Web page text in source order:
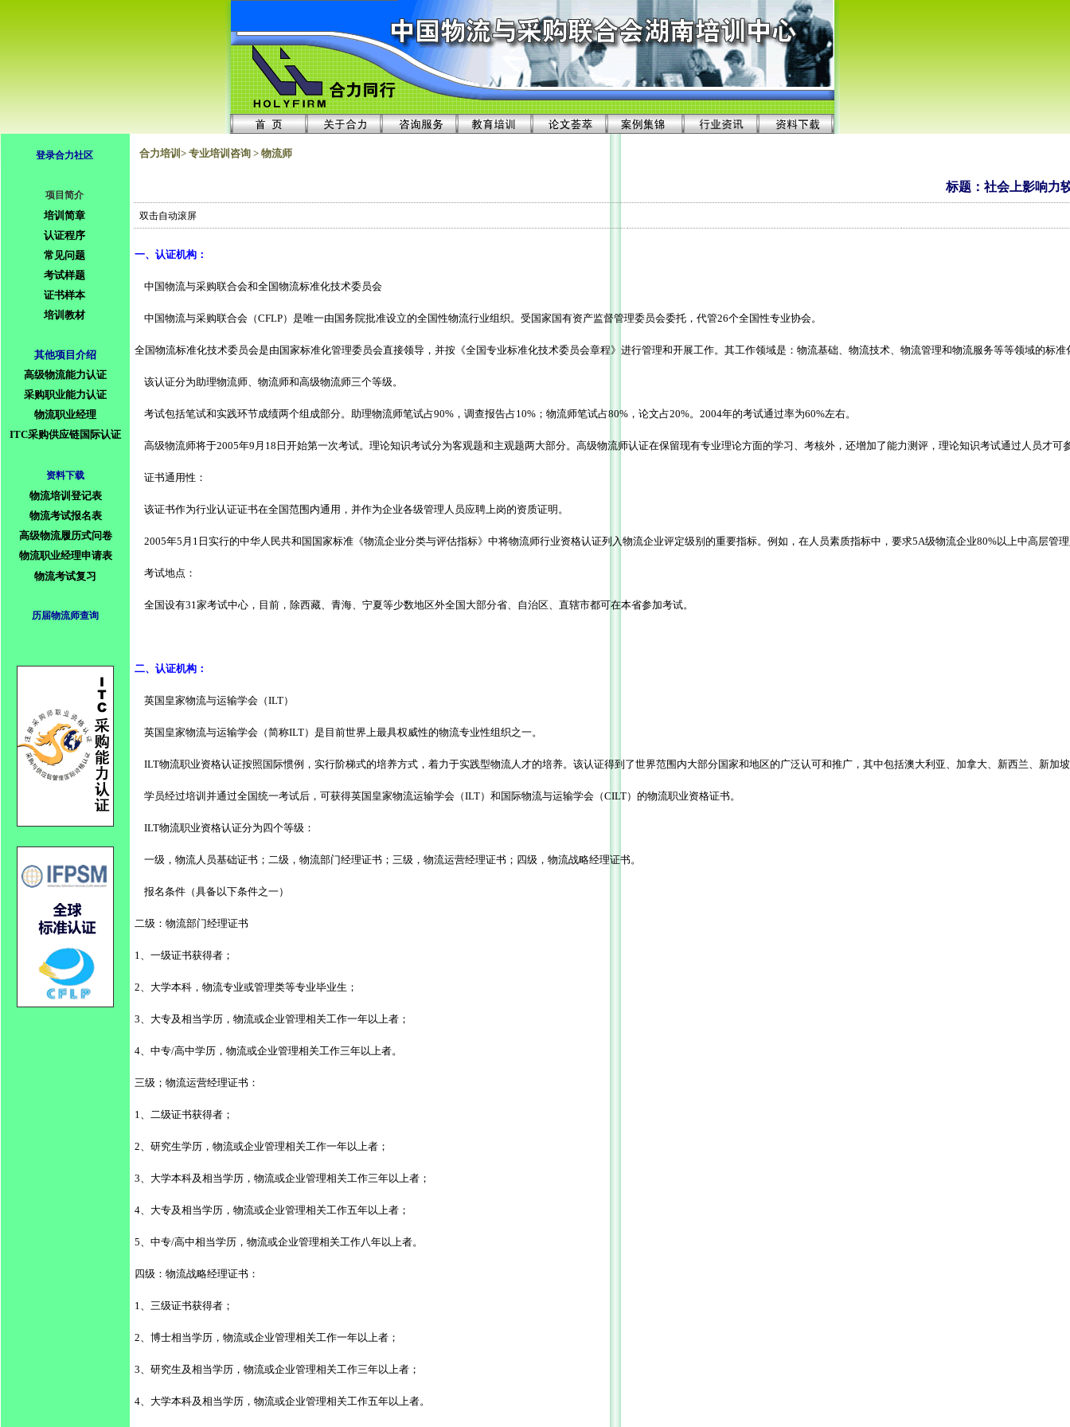
登录合力社区
项目简介
培训简章
认证程序
常见问题
考试样题
证书样本
培训教材
其他项目介绍
高级物流能力认证
采购职业能力认证
物流职业经理
ITC采购供应链国际认证
资料下载
物流培训登记表
物流考试报名表
高级物流履历式问卷
物流职业经理申请表
物流考试复习
历届物流师查询
合力培训> 专业培训咨询 > 物流师
标题：社会上影响力
双击自动滚屏
一、认证机构：
中国物流与采购联合会和全国物流标准化技术委员会
中国物流与采购联合会（CFLP）是唯一由国务院批准设立的全国性物流行业组织。受国家国有资产监督管理委员会委托，代管26个全国性专业协会。
全国物流标准化技术委员会是由国家标准化管理委员会直接领导，并按《全国专业标准化技术委员会章程》进行管理和开展工作。其工作领域是：物流基础、物流技术、物流管理和物流服务等等领域的标准
该认证分为助理物流师、物流师和高级物流师三个等级。
考试包括笔试和实践环节成绩两个组成部分。助理物流师笔试占90%，调查报告占10%；物流师笔试占80%，论文占20%。2004年的考试通过率为60%左右。
高级物流师将于2005年9月18日开始第一次考试。理论知识考试分为客观题和主观题两大部分。高级物流师认证在保留现有专业理论方面的学习、考核外，还增加了能力测评，理论知识考试通过人员才可
证书通用性：
该证书作为行业认证证书在全国范围内通用，并作为企业各级管理人员应聘上岗的资质证明。
2005年5月1日实行的中华人民共和国国家标准《物流企业分类与评估指标》中将物流师行业资格认证列入物流企业评定级别的重要指标。例如，在人员素质指标中，要求5A级物流企业80%以上中高层
考试地点：
全国设有31家考试中心，目前，除西藏、青海、宁夏等少数地区外全国大部分省、自治区、直辖市都可在本省参加考试。
二、认证机构：
英国皇家物流与运输学会（ILT）
英国皇家物流与运输学会（简称ILT）是目前世界上最具权威性的物流专业性组织之一。
ILT物流职业资格认证按照国际惯例，实行阶梯式的培养方式，着力于实践型物流人才的培养。该认证得到了世界范围内大部分国家和地区的广泛认可和推广，其中包括澳大利亚、加拿大、新西兰、
学员经过培训并通过全国统一考试后，可获得英国皇家物流运输学会（ILT）和国际物流与运输学会（CILT）的物流职业资格证书。
ILT物流职业资格认证分为四个等级：
一级，物流人员基础证书；二级，物流部门经理证书；三级，物流运营经理证书；四级，物流战略经理证书。
报名条件（具备以下条件之一）
二级：物流部门经理证书
1、一级证书获得者；
2、大学本科，物流专业或管理类等专业毕业生；
3、大专及相当学历，物流或企业管理相关工作一年以上者；
4、中专/高中学历，物流或企业管理相关工作三年以上者。
三级；物流运营经理证书：
1、二级证书获得者；
2、研究生学历，物流或企业管理相关工作一年以上者；
3、大学本科及相当学历，物流或企业管理相关工作三年以上者；
4、大专及相当学历，物流或企业管理相关工作五年以上者；
5、中专/高中相当学历，物流或企业管理相关工作八年以上者。
四级：物流战略经理证书：
1、三级证书获得者；
2、博士相当学历，物流或企业管理相关工作一年以上者；
3、研究生及相当学历，物流或企业管理相关工作三年以上者；
4、大学本科及相当学历，物流或企业管理相关工作五年以上者。